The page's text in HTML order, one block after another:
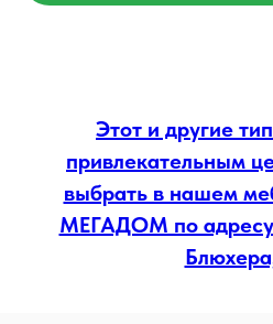
Этот и другие
привлекательным
выбрать в нашем
МЕГАДОМ по